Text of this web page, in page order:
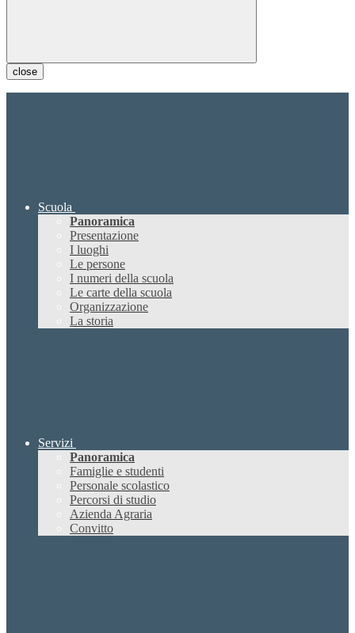
close
Scuola
Panoramica
Presentazione
I luoghi
Le persone
I numeri della scuola
Le carte della scuola
Organizzazione
La storia
Servizi
Panoramica
Famiglie e studenti
Personale scolastico
Percorsi di studio
Azienda Agraria
Convitto